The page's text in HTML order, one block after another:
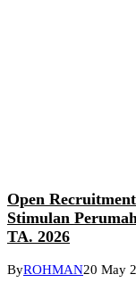
Open
Stimulan
TA. 2026
ByROHMAN20 May